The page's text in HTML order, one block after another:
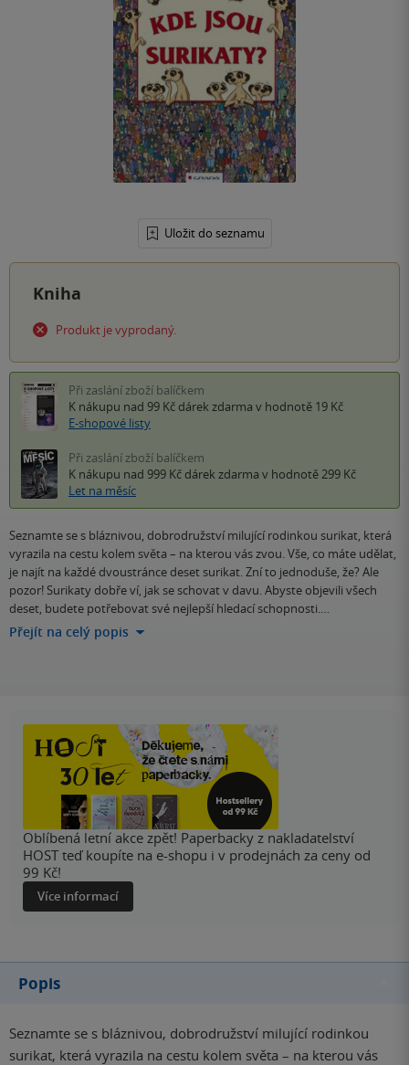
Uložit do seznamu
Kniha
Produkt je vyprodaný.
Při zaslání zboží balíčkem
K nákupu nad 99 Kč dárek zdarma v hodnotě 19 Kč
E-shopové listy
Při zaslání zboží balíčkem
K nákupu nad 999 Kč dárek zdarma v hodnotě 299 Kč
Let na měsíc
Seznamte se s bláznivou, dobrodružství milující rodinkou surikat, která
vyrazila na cestu kolem světa – na kterou vás zvou. Vše, co máte udělat,
je najít na každé dvoustránce deset surikat. Zní to jednoduše, že? Ale
pozor! Surikaty dobře ví, jak se schovat v davu. Abyste objevili všech
deset, budete potřebovat své nejlepší hledací schopnosti.…
Přejít na celý popis
Oblíbená letní akce zpět! Paperbacky z nakladatelství
HOST teď koupíte na e-shopu i v prodejnách za ceny od
99 Kč!
Více informací
Popis
Seznamte se s bláznivou, dobrodružství milující rodinkou
surikat, která vyrazila na cestu kolem světa – na kterou vás